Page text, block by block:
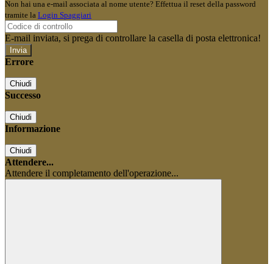
Non hai una e-mail associata al nome utente? Effettua il reset della password
tramite la Login Spaggiari
E-mail inviata, si prega di controllare la casella di posta elettronica!
Errore
Chiudi
Successo
Chiudi
Informazione
Chiudi
Attendere...
Attendere il completamento dell'operazione...